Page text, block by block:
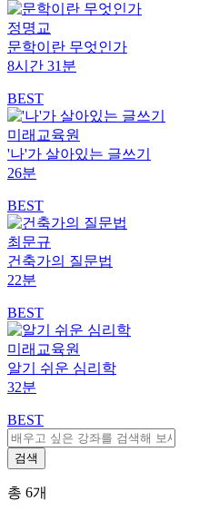
정명교
문학이란 무엇인가
8시간 31분
BEST
미래교육원
'나'가 살아있는 글쓰기
26분
BEST
최문규
건축가의 질문법
22분
BEST
미래교육원
알기 쉬운 심리학
32분
BEST
총 6개